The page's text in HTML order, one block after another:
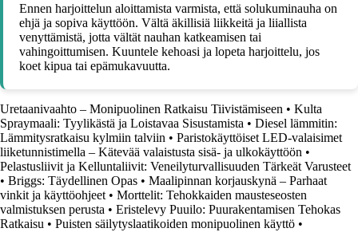
Ennen harjoittelun aloittamista varmista, että solukuminauha on
ehjä ja sopiva käyttöön. Vältä äkillisiä liikkeitä ja liiallista
venyttämistä, jotta vältät nauhan katkeamisen tai
vahingoittumisen. Kuuntele kehoasi ja lopeta harjoittelu, jos
koet kipua tai epämukavuutta.
Uretaanivaahto – Monipuolinen Ratkaisu Tiivistämiseen • Kulta
Spraymaali: Tyylikästä ja Loistavaa Sisustamista • Diesel lämmitin:
Lämmitysratkaisu kylmiin talviin • Paristokäyttöiset LED-valaisimet
liiketunnistimella – Kätevää valaistusta sisä- ja ulkokäyttöön •
Pelastusliivit ja Kelluntaliivit: Veneilyturvallisuuden Tärkeät Varusteet
• Briggs: Täydellinen Opas • Maalipinnan korjauskynä – Parhaat
vinkit ja käyttöohjeet • Morttelit: Tehokkaiden mausteseosten
valmistuksen perusta • Eristelevy Puuilo: Puurakentamisen Tehokas
Ratkaisu • Puisten säilytyslaatikoiden monipuolinen käyttö •